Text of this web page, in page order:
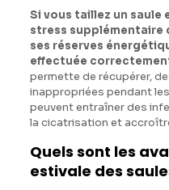
Si vous taillez un saule
stress supplémentaire
ses réserves
effectuée
permette de récupérer,
inappropriées pendant
peuvent entraîner des
la cicatrisation et
Quels sont les
estivale des